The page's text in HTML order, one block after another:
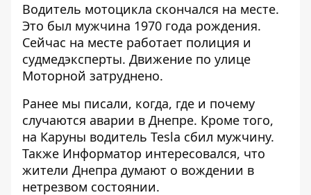
Водитель мотоцикла скончался на месте.
Это был мужчина 1970 года рождения.
Сейчас на месте работает полиция и
судмедэксперты. Движение по улице
Моторной затруднено.
Ранее мы писали, когда, где и почему
случаются аварии в Днепре. Кроме того,
на Каруны водитель Tesla сбил мужчину.
Также Информатор интересовался, что
жители Днепра думают о вождении в
нетрезвом состоянии.